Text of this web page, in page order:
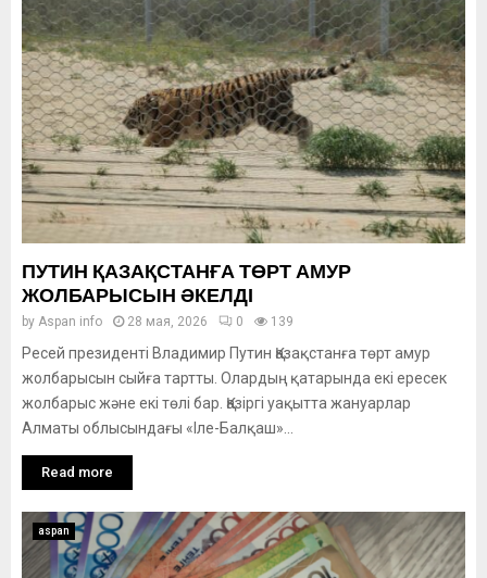
ПУТИН ҚАЗАҚСТАНҒА ТӨРТ АМУР
ЖОЛБАРЫСЫН ӘКЕЛДІ
by Aspan info 28 мая, 2026 0 139
Ресей президенті Владимир Путин Қазақстанға төрт амур
жолбарысын сыйға тартты. Олардың қатарында екі ересек
жолбарыс және екі төлі бар. Қазіргі уақытта жануарлар
Алматы облысындағы «Іле-Балқаш»...
Read more
aspan